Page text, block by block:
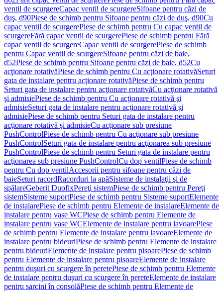
ventil de scurgereCapac ventil de scurgereSifoane pentru căzi de
duş, d90Piese de schimb pentru Sifoane pentru căzi de duş, d90Cu
capac ventil de scurgerePiese de schimb pentru Cu capac ventil de
scurgereFără capac ventil de scurgerePiese de schimb pentru Fără
capac ventil de scurgereCapac ventil de scurgerePiese de schimb
pentru Capac ventil de scurgereSifoane pentru căzi de baie,
d52Piese de schimb pentru Sifoane pentru căzi de baie, d52Cu
acţionare rotativăPiese de schimb pentru Cu acţionare rotativăSeturi
gata de instalare pentru acţionare rotativăPiese de schimb pentru
Seturi gata de instalare pentru acţionare rotativăCu acţionare rotativă
şi admisiePiese de schimb pentru Cu acţionare rotativă şi
admisieSeturi gata de instalare pentru acţionare rotativă şi
admisiePiese de schimb pentru Seturi gata de instalare pentru
acţionare rotativă şi admisieCu acţionare sub presiune
PushControlPiese de schimb pentru Cu acţionare sub presiune
PushControlSeturi gata de instalare pentru acţionarea sub presiune
PushControlPiese de schimb pentru Seturi gata de instalare pentru
acţionarea sub presiune PushControlCu dop ventilPiese de schimb
pentru Cu dop ventilAccesorii pentru sifoane pentru căzi de
baieSeturi racordRacorduri la apăSisteme de instalaţii şi de
spălareGeberit DuofixPereţi sistemPiese de schimb pentru Pereţi
sistemSisteme suportPiese de schimb pentru Sisteme suportElemente
de instalarePiese de schimb pentru Elemente de instalareElemente de
instalare pentru vase WCPiese de schimb pentru Elemente de
instalare pentru vase WCElemente de instalare pentru lavoarePiese
de schimb pentru Elemente de instalare pentru lavoareElemente de
instalare pentru bideuriPiese de schimb pentru Elemente de instalare
pentru bideuriElemente de instalare pentru pisoarePiese de schimb
pentru Elemente de instalare pentru pisoareElemente de instalare
pentru duşuri cu scurgere în peretePiese de schimb pentru Elemente
de instalare pentru duşuri cu scurgere în pereteElemente de instalare
pentru sarcini în consolăPiese de schimb pentru Elemente de